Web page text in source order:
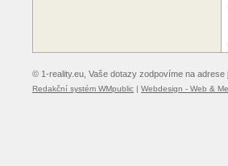
© 1-reality.eu, Vaše dotazy zodpovíme na adrese
Redakční systém WMpublic | Webdesign - Web &